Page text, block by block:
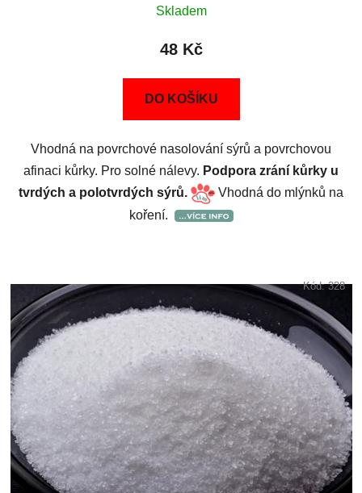
Skladem
48 Kč
DO KOŠÍKU
Vhodná na povrchové nasolování sýrů a povrchovou
afinaci kůrky. Pro solné nálevy. Podpora zrání kůrky u
tvrdých a polotvrdých sýrů.
Vhodná do mlýnků na
koření.
Kód:328